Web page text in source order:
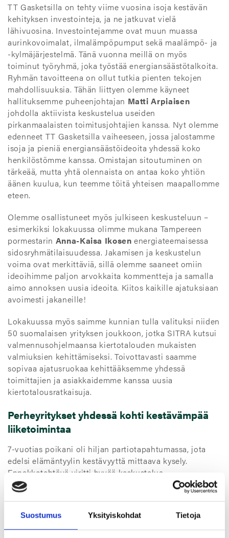
Suostumus Yksityiskohdat Tietoja
TT Gasketsilla on tehty viime vuosina isoja kestävän
kehityksen investointeja, ja ne jatkuvat vielä
lähivuosina. Investointejamme ovat muun muassa
aurinkovoimalat, ilmalämpöpumput sekä maalämpö- ja
-kylmäjärjestelmä. Tänä vuonna meillä on myös
toiminut työryhmä, joka työstää energiansäästötalkoita.
Ryhmän tavoitteena on ollut tutkia pienten tekojen
mahdollisuuksia. Tähän liittyen olemme käyneet
hallituksemme puheenjohtajan Matti Arpiaisen
johdolla aktiivista keskustelua useiden
pirkanmaalaisten toimitusjohtajien kanssa. Nyt olemme
edenneet TT Gasketsilla vaiheeseen, jossa jalostamme
isoja ja pieniä energiansäästöideoita yhdessä koko
henkilöstömme kanssa. Omistajan sitoutuminen on
tärkeää, mutta yhtä olennaista on antaa koko yhtiön
äänen kuulua, kun teemme töitä yhteisen maapallomme
eteen.
Olemme osallistuneet myös julkiseen keskusteluun –
esimerkiksi lokakuussa olimme mukana Tampereen
pormestarin Anna-Kaisa Ikosen energiateemaisessa
sidosryhmätilaisuudessa. Jakamisen ja keskustelun
voima ovat merkittäviä, sillä olemme saaneet omiin
ideoihimme paljon arvokkaita kommentteja ja samalla
aimo annoksen uusia ideoita. Kiitos kaikille ajatuksiaan
avoimesti jakaneille!
Lokakuussa myös saimme kunnian tulla valituksi niiden
50 suomalaisen yrityksen joukkoon, jotka SITRA kutsui
valmennusohjelmaansa kiertotalouden mukaisten
valmiuksien kehittämiseksi. Toivottavasti saamme
sopivaa ajatusruokaa kehittääksemme yhdessä
toimittajien ja asiakkaidemme kanssa uusia
kiertotalousratkaisuja.
Perheyritykset yhdessä kohti kestävämpää
liiketoimintaa
7-vuotias poikani oli hiljan partiotapahtumassa, jota
edelsi elämäntyylin kestävyyttä mittaava kysely.
Ennakkotehtävä viritti hyvää keskustelua
perheessämme, mutta paras anti tuli tapahtuman
jälkeen. Poikani ryhmä oli saanut kehuja siitä, että
olleista vähiten. Tämä ei kuitenkaan tuntunut pojastani
kovin hyvältä suoritukselta, sillä ryhmä oli kuullut, että